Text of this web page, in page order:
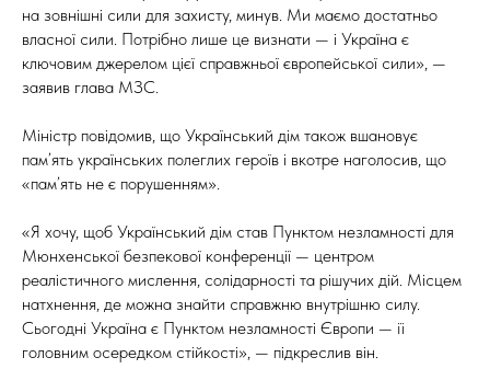
на зовнішні сили для захисту, минув. Ми маємо достатньо
власної сили. Потрібно лише це визнати — і Україна є
ключовим джерелом цієї справжньої європейської сили», —
заявив глава МЗС.
Міністр повідомив, що Український дім також вшановує
пам’ять українських полеглих героїв і вкотре наголосив, що
«пам’ять не є порушенням».
«Я хочу, щоб Український дім став Пунктом незламності для
Мюнхенської безпекової конференції — центром
реалістичного мислення, солідарності та рішучих дій. Місцем
натхнення, де можна знайти справжню внутрішню силу.
Сьогодні Україна є Пунктом незламності Європи — її
головним осередком стійкості», — підкреслив він.